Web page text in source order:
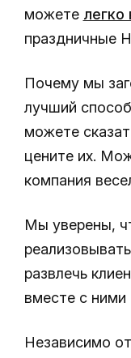
можете легко
праздничные
Почему мы
лучший
можете
цените их.
компания
Мы уверены,
развлечь
вместе с ними
Независимо